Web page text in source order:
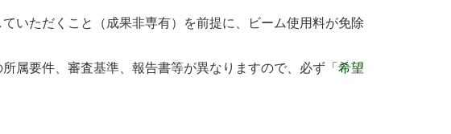
いただくこと（成果非専有）を前提に、ビーム使用料が免除
属要件、審査基準、報告書等が異なりますので、必ず「 希望